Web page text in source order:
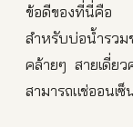
ข้อดีของที่นี่คือ ส
สำหรับบ่อน้ำรว
คล้ายๆ สายเดี่ย
สามารถแช่ออนเ